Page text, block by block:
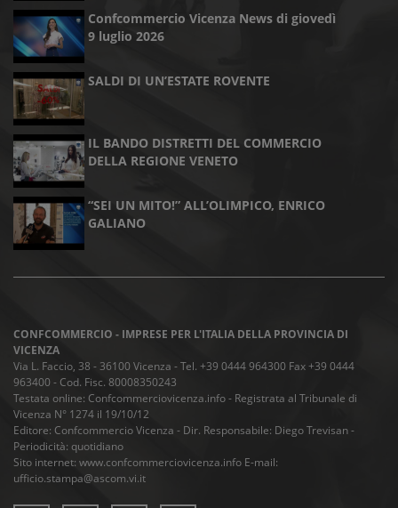
Confcommercio Vicenza News di giovedì
9 luglio 2026
SALDI DI UN’ESTATE ROVENTE
IL BANDO DISTRETTI DEL COMMERCIO
DELLA REGIONE VENETO
“SEI UN MITO!” ALL’OLIMPICO, ENRICO
GALIANO
CONFCOMMERCIO - IMPRESE PER L'ITALIA DELLA PROVINCIA DI
VICENZA
Via L. Faccio, 38 - 36100 Vicenza - Tel. +39 0444 964300 Fax +39 0444
963400 - Cod. Fisc. 80008350243
Testata online: Confcommerciovicenza.info - Registrata al Tribunale di
Vicenza N° 1274 il 19/10/12
Editore: Confcommercio Vicenza - Dir. Responsabile: Diego Trevisan -
Periodicità: quotidiano
Sito internet: www.confcommerciovicenza.info E-mail:
ufficio.stampa@ascom.vi.it